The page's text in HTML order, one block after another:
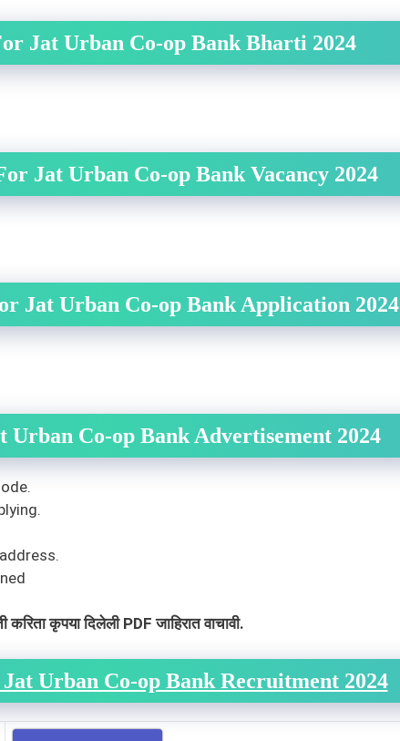
Jat Urban Co-op Bank Bharti 2024
Jat Urban Co-op Bank Vacancy 2024
Jat Urban Co-op Bank Application 2024
Co-op Bank Advertisement 2024
करिता कृपया दिलेली PDF जाहिरात वाचावी.
Urban Co-op Bank Recruitment 2024